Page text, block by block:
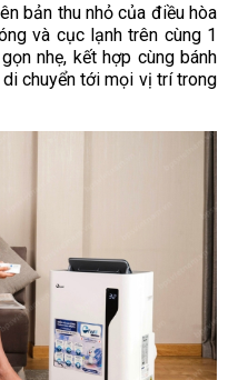
bản thu nhỏ của điều hòa
và cục lạnh trên cùng 1
nhẹ, kết hợp cùng bánh
chuyển tới mọi vị trí trong